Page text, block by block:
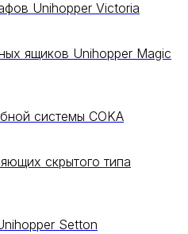
Unihopper Victoria
ящиков Unihopper Magic
системы COKA
скрытого типа
Setton